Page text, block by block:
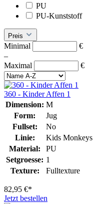
PU
PU-Kunststoff
Preis
Minimal
€
–
Maximal
€
360 - Kinder Affen 1
Dimension: M
Form:
Jug
Fullset:
No
Linie:
Kids Monkeys
Material:
PU
Setgroesse: 1
Texture:
Fulltexture
82,95 €*
Jetzt bestellen